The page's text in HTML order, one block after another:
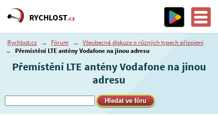
RYCHLOST.cz
Rychlost.cz → Fórum → Všeobecná diskuze o různých typech připojení
→
Přemístění LTE antény Vodafone na jinou adresu
Přemístění LTE antény Vodafone na jinou
adresu